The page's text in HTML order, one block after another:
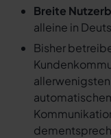
Breite
alleine in
Bisher